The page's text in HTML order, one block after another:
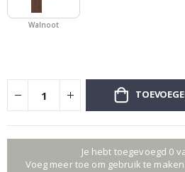
Walnoot
Je hebt toegevoegd 0
Voeg meer toe om gebruik te